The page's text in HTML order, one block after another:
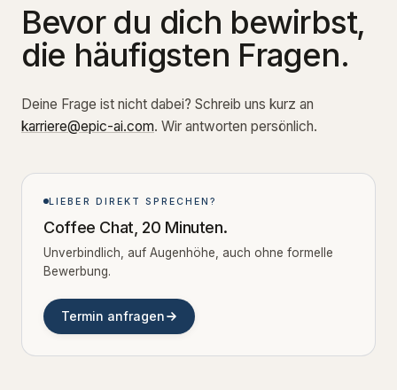
Bevor du dich bewirbst,
die häufigsten Fragen.
Deine Frage ist nicht dabei? Schreib uns kurz an
karriere@epic-ai.com. Wir antworten persönlich.
LIEBER DIREKT SPRECHEN?
Coffee Chat, 20 Minuten.
Unverbindlich, auf Augenhöhe, auch ohne formelle
Bewerbung.
Termin anfragen